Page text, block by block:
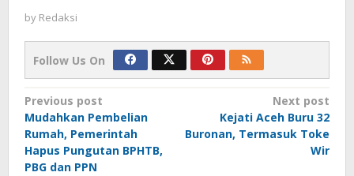
by Redaksi
Follow Us On
Post
navigation
Previous post
Mudahkan Pembelian
Rumah, Pemerintah
Hapus Pungutan BPHTB,
PBG dan PPN
Next post
Kejati Aceh Buru 32
Buronan, Termasuk Toke
Wir